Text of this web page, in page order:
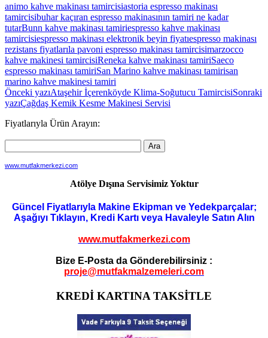
animo kahve makinası tamircisiastoria espresso makinası
tamircisibuhar kaçıran espresso makinasının tamiri ne kadar
tutarBunn kahve makinası tamiriespresso kahve makinası
tamircisiespresso makinası elektronik beyin fiyatıespresso makinası
rezistans fiyatlarıla pavoni espresso makinası tamircisimarzocco
kahve makinesi tamircisiReneka kahve makinası tamiriSaeco
espresso makinası tamiriSan Marino kahve makinası tamirisan
marino kahve makinesi tamiri
Yazı
dolaşımı
Önceki yazıAtaşehir İçerenköyde Klima-Soğutucu TamircisiSonraki
yazıÇağdaş Kemik Kesme Makinesi Servisi
Fiyatlarıyla Ürün Arayın:
www.mutfakmerkezi.com
Atölye Dışına Servisimiz Yoktur
Güncel Fiyatlarıyla Makine Ekipman ve Yedekparçalar;
Aşağıyı Tıklayın, Kredi Kartı veya Havaleyle Satın Alın
www.mutfakmerkezi.com
Bize E-Posta da Gönderebilirsiniz :
proje@mutfakmalzemeleri.com
KREDİ KARTINA TAKSİTLE